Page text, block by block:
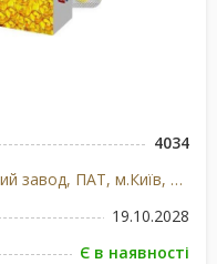
4034
Київський вітамінний завод, ПАТ, м.Київ, Україна
19.10.2028
Є в наявності